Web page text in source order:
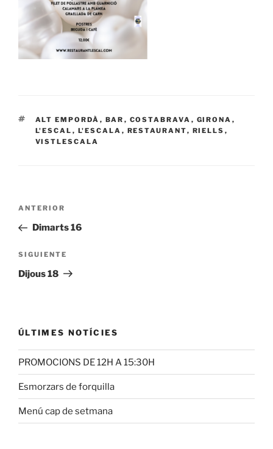
ETIQUETAS
ALT EMPORDÀ , BAR , COSTABRAVA , GIRONA ,
L'ESCAL , L'ESCALA , RESTAURANT, RIELLS ,
VISTLESCALA
Navegación
entradas
Entrada
anterior:
ANTERIOR
Dimarts 16
Siguiente
entrada
SIGUIENTE
Dijous 18
ÚLTIMES NOTÍCIES
PROMOCIONS DE 12H A 15:30H
Esmorzars de forquilla
Menú cap de setmana